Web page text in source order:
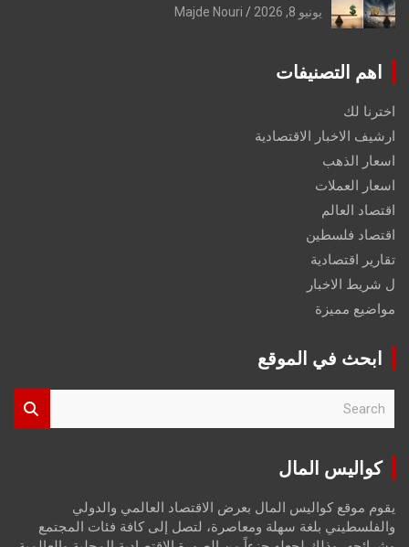
يونيو 8, 2026 Majde Nouri
اهم التصنيفات
اخترنا لك
ارشيف الاخبار الاقتصادية
اسعار الذهب
اسعار العملات
اقتصاد العالم
اقتصاد فلسطين
تقارير اقتصادية
ل شريط الاخبار
مواضيع مميزة
ابحث في الموقع
r
كواليس المال
يقوم موقع كواليس المال بعرض الاقتصاد العالمي والدولي
والفلسطيني بلغة سهلة ومعاصرة، لتصل إلى كافة فئات المجتمع